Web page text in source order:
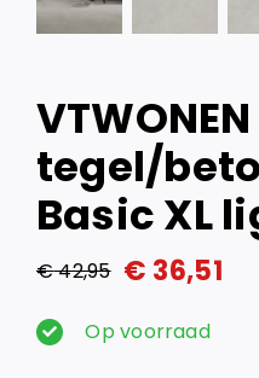
tegel/
Basic XL
€42,95
Oorspronkelijke
prijs
€ 36,51
Huidige
prijsOp voorraad